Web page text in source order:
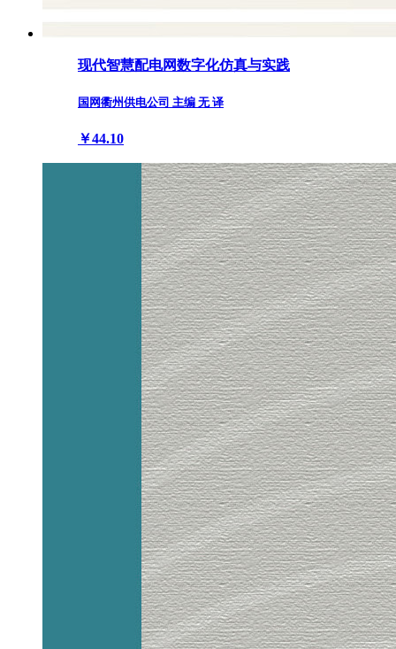
现代智慧配电网数字化仿真与实践
国网衢州供电公司 主编 无 译
￥44.10